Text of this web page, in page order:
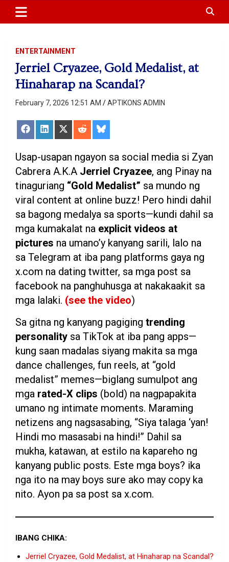
content
ENTERTAINMENT
Jerriel Cryazee, Gold Medalist, at
Hinaharap na Scandal?
February 7, 2026 12:51 AM APTIKONS ADMIN
Share Share ShareShareShare
Usap-usapan ngayon sa social media si Zyan
Cabrera A.K.A Jerriel Cryazee, ang Pinay na
tinaguriang “Gold Medalist” sa mundo ng
viral content at online buzz! Pero hindi dahil
sa bagong medalya sa sports—kundi dahil sa
mga kumakalat na explicit videos at
pictures na umano’y kanyang sarili, lalo na
sa Telegram at iba pang platforms gaya ng
x.com na dating twitter, sa mga post sa
facebook na panghuhusga at nakakaakit sa
mga lalaki. (see the video)
Sa gitna ng kanyang pagiging trending
personality sa TikTok at iba pang apps—
kung saan madalas siyang makita sa mga
dance challenges, fun reels, at “gold
medalist” memes—biglang sumulpot ang
mga rated-X clips (bold) na nagpapakita
umano ng intimate moments. Maraming
netizens ang nagsasabing, “Siya talaga ‘yan!
Hindi mo masasabi na hindi!” Dahil sa
mukha, katawan, at estilo na kapareho ng
kanyang public posts. Este mga boys? ika
nga ito na may boys sure ako may copy ka
nito. Ayon pa sa post sa x.com.
IBANG CHIKA:
Jerriel Cryazee, Gold Medalist, at Hinaharap na Scandal?